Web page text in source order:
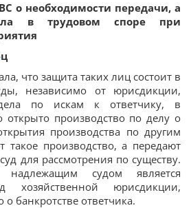
о необходимости передачи, а
в трудовом споре при
ц
что защита таких лиц состоит в
независимо от юрисдикции,
по искам к ответчику, в
открыто производство по делу о
производства по другим
такое производство, а передают
для рассмотрения по существу.
судом является
хозяйственной юрисдикции,
банкротстве ответчика.